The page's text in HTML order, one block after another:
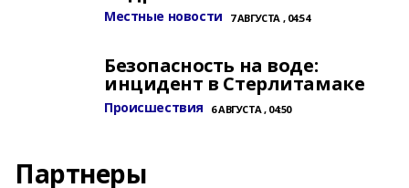
Местные новости 7 АВГУСТА , 04:54
Безопасность на воде:
инцидент в Стерлитамаке
Происшествия 6 АВГУСТА , 04:50
Партнеры